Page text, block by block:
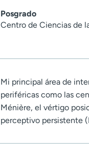
Posgrado
Centro de Ciencias de
Mi principal área de
periféricas como las
Ménière, el vértigo
perceptivo persistente